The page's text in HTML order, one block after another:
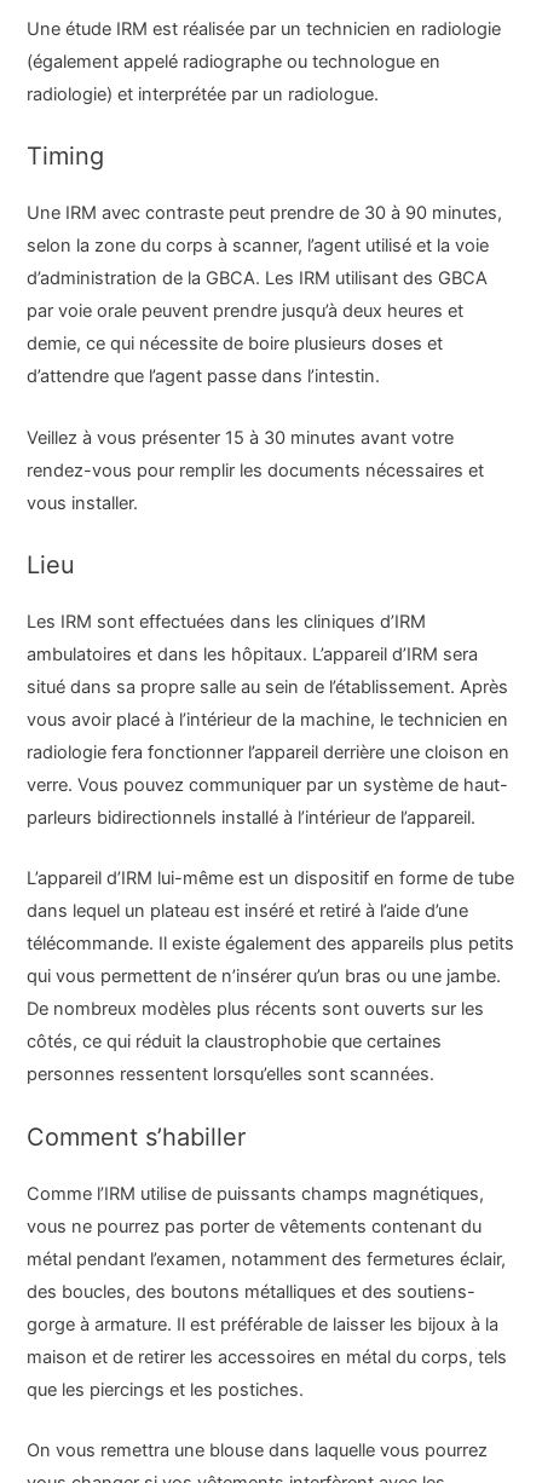
Une étude IRM est réalisée par un technicien en radiologie
(également appelé radiographe ou technologue en
radiologie) et interprétée par un radiologue.
Timing
Une IRM avec contraste peut prendre de 30 à 90 minutes,
selon la zone du corps à scanner, l’agent utilisé et la voie
d’administration de la GBCA. Les IRM utilisant des GBCA
par voie orale peuvent prendre jusqu’à deux heures et
demie, ce qui nécessite de boire plusieurs doses et
d’attendre que l’agent passe dans l’intestin.
Veillez à vous présenter 15 à 30 minutes avant votre
rendez-vous pour remplir les documents nécessaires et
vous installer.
Lieu
Les IRM sont effectuées dans les cliniques d’IRM
ambulatoires et dans les hôpitaux. L’appareil d’IRM sera
situé dans sa propre salle au sein de l’établissement. Après
vous avoir placé à l’intérieur de la machine, le technicien en
radiologie fera fonctionner l’appareil derrière une cloison en
verre. Vous pouvez communiquer par un système de haut-
parleurs bidirectionnels installé à l’intérieur de l’appareil.
L’appareil d’IRM lui-même est un dispositif en forme de tube
dans lequel un plateau est inséré et retiré à l’aide d’une
télécommande. Il existe également des appareils plus petits
qui vous permettent de n’insérer qu’un bras ou une jambe.
De nombreux modèles plus récents sont ouverts sur les
côtés, ce qui réduit la claustrophobie que certaines
personnes ressentent lorsqu’elles sont scannées.
Comment s’habiller
Comme l’IRM utilise de puissants champs magnétiques,
vous ne pourrez pas porter de vêtements contenant du
métal pendant l’examen, notamment des fermetures éclair,
des boucles, des boutons métalliques et des soutiens-
gorge à armature. Il est préférable de laisser les bijoux à la
maison et de retirer les accessoires en métal du corps, tels
que les piercings et les postiches.
On vous remettra une blouse dans laquelle vous pourrez